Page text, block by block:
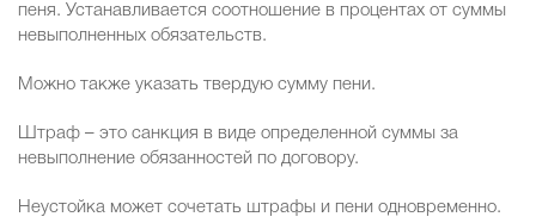
пеня. Устанавливается соотношение в процентах от суммы
невыполненных обязательств.
Можно также указать твердую сумму пени.
Штраф – это санкция в виде определенной суммы за
невыполнение обязанностей по договору.
Неустойка может сочетать штрафы и пени одновременно.